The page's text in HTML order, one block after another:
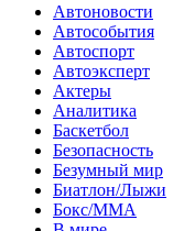
Автоновости
Автособытия
Автоспорт
Автоэксперт
Актеры
Аналитика
Баскетбол
Безопасность
Безумный мир
Биатлон/Лыжи
Бокс/MMA